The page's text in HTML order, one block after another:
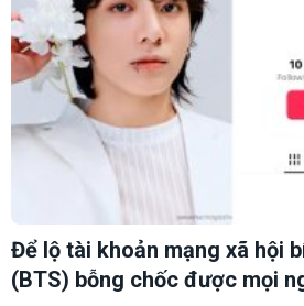
Để lộ tài khoản mạng xã hội
(BTS) bỗng chốc được mọi